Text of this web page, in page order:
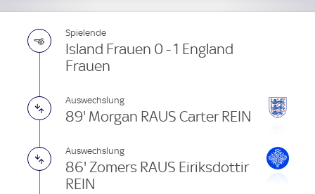
Spielende
Island Frauen 0 - 1 England
Frauen
Auswechslung
89' Morgan RAUS Carter REIN
Auswechslung
86' Zomers RAUS Eiriksdottir
REIN